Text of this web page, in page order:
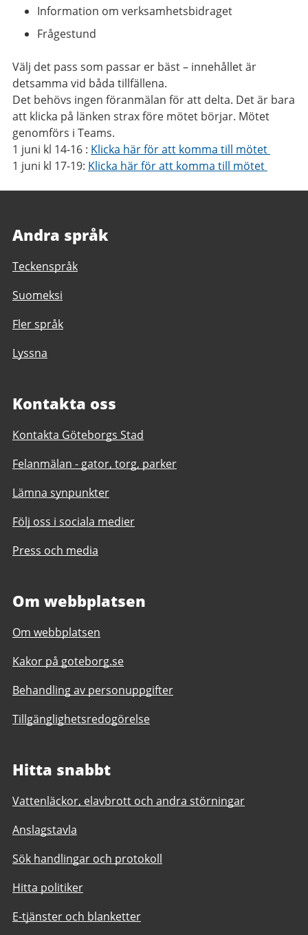
Information om verksamhetsbidraget
Frågestund
Välj det pass som passar er bäst – innehållet är
detsamma vid båda tillfällena.
Det behövs ingen föranmälan för att delta. Det är bara
att klicka på länken strax före mötet börjar. Mötet
genomförs i Teams.
1 juni kl 14-16 : Klicka här för att komma till mötet
1 juni kl 17-19: Klicka här för att komma till mötet
Andra språk
Teckenspråk
Suomeksi
Fler språk
Lyssna
Kontakta oss
Kontakta Göteborgs Stad
Felanmälan - gator, torg, parker
Lämna synpunkter
Följ oss i sociala medier
Press och media
Om webbplatsen
Om webbplatsen
Kakor på goteborg.se
Behandling av personuppgifter
Tillgänglighetsredogörelse
Hitta snabbt
Vattenläckor, elavbrott och andra störningar
Anslagstavla
Sök handlingar och protokoll
Hitta politiker
E-tjänster och blanketter